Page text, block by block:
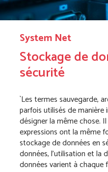
System Net
Stockage de
sécurité
`Les termes sauvegarde,
parfois utilisés de
désigner la même chose.
expressions ont la même
stockage de données en
données, l’utilisation et la
données varient à chaque